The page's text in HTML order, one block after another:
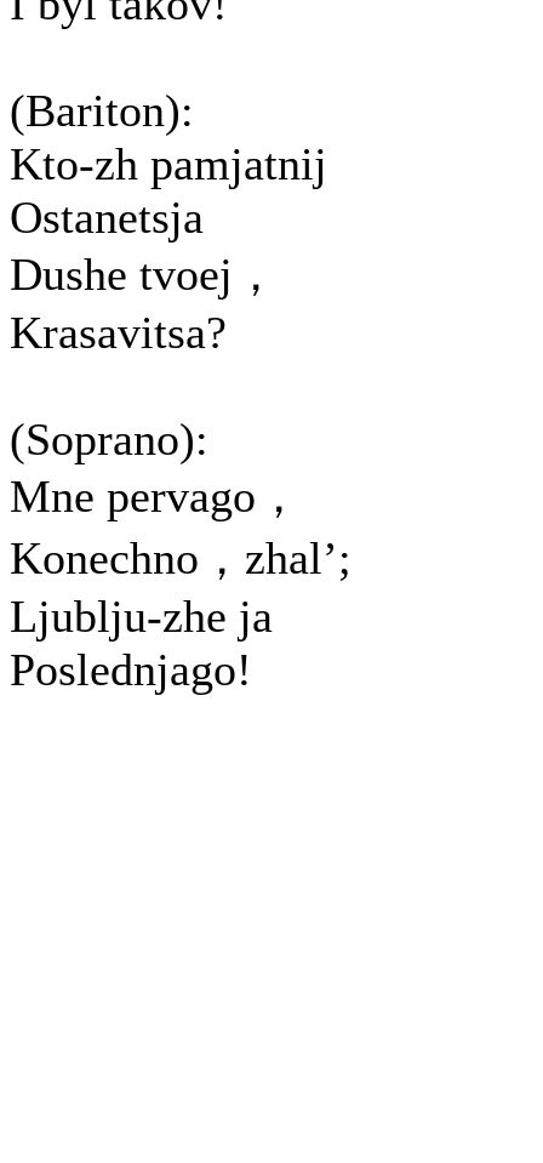
(Bariton):
Kto-zh pamjatnij
Ostanetsja
Dushe tvoej，
Krasavitsa?
(Soprano):
Mne pervago，
Konechno，zhal’;
Ljublju-zhe ja
Poslednjago!